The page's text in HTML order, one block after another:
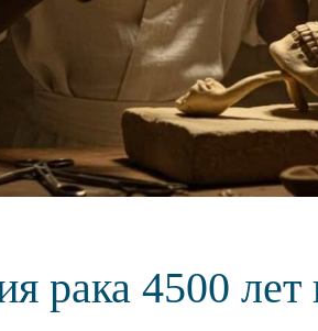
рака 4500 лет